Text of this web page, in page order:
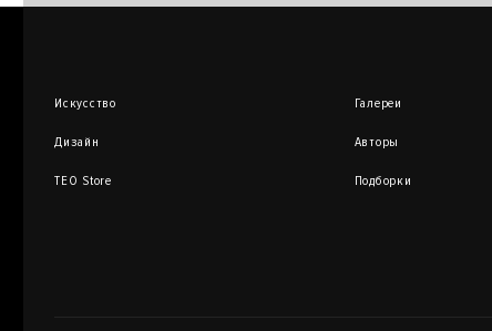
Искусство
Дизайн
TEO Store
Галереи
Авторы
Подборки